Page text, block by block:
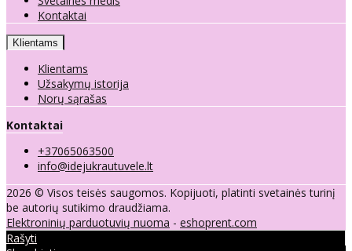
Kontaktai
Klientams
Klientams
Užsakymų istorija
Norų sąrašas
Kontaktai
+37065063500
info@idejukrautuvele.lt
2026 © Visos teisės saugomos. Kopijuoti, platinti svetainės turinį
be autorių sutikimo draudžiama.
Elektroninių parduotuvių nuoma - eshoprent.com
Rašyti